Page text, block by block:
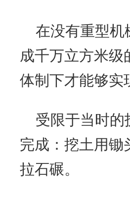
在没有重型机
成千万立方米级
体制下才能够实
受限于当时的
完成：挖土用锄
拉石碾。